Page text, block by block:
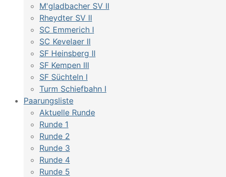
M'gladbacher SV II
Rheydter SV II
SC Emmerich I
SC Kevelaer II
SF Heinsberg II
SF Kempen III
SF Süchteln I
Turm Schiefbahn I
Paarungsliste
Aktuelle Runde
Runde 1
Runde 2
Runde 3
Runde 4
Runde 5